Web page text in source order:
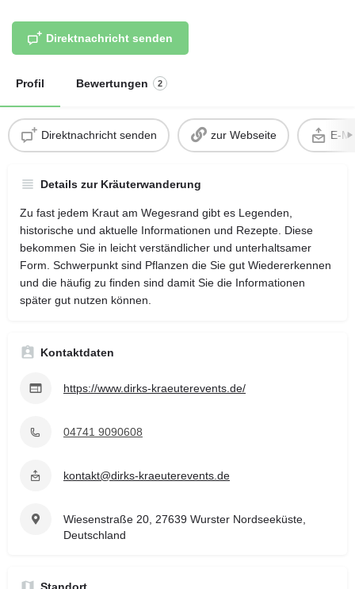
Direktnachricht senden
Profil Bewertungen 2
Direktnachricht senden zur Webseite E-
Details zur Kräuterwanderung
Zu fast jedem Kraut am Wegesrand gibt es Legenden,
historische und aktuelle Informationen und Rezepte. Diese
bekommen Sie in leicht verständlicher und unterhaltsamer
Form. Schwerpunkt sind Pflanzen die Sie gut Wiedererkennen
und die häufig zu finden sind damit Sie die Informationen
später gut nutzen können.
Kontaktdaten
https://www.dirks-kraeuterevents.de/
04741 9090608
kontakt@dirks-kraeuterevents.de
Wiesenstraße 20, 27639 Wurster Nordseeküste,
Deutschland
Standort